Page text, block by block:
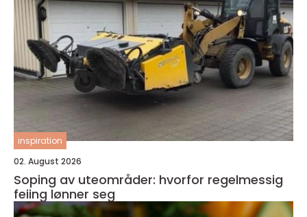
inspiration
02. August 2026
Soping av uteområder: hvorfor regelmessig
feiing lønner seg